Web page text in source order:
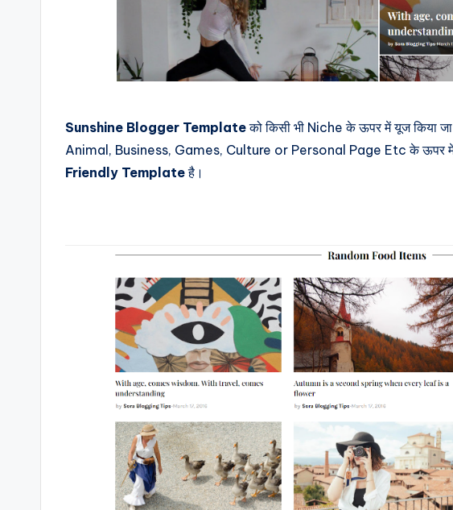
Sunshine Blogger Templateको किसी भी Niche के ऊपर में यूज किया
Animal, Business, Games, Culture or Personal Page Etc के ऊपर में
Friendly Templateहै।